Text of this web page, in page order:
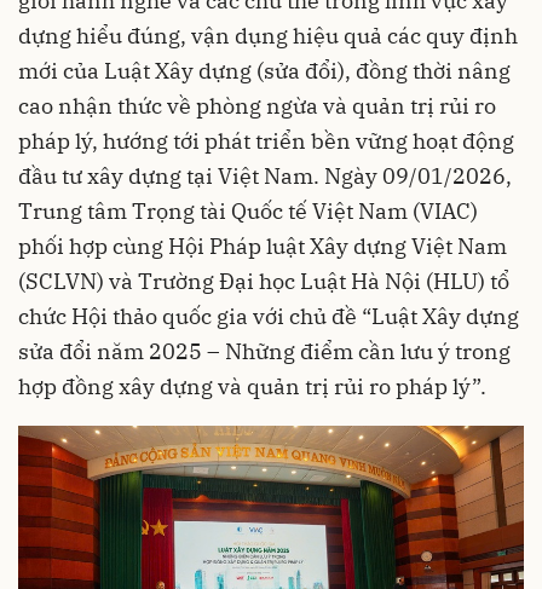
dựng hiểu đúng, vận dụng hiệu quả các quy định
mới của Luật Xây dựng (sửa đổi), đồng thời nâng
cao nhận thức về phòng ngừa và quản trị rủi ro
pháp lý, hướng tới phát triển bền vững hoạt động
đầu tư xây dựng tại Việt Nam. Ngày 09/01/2026,
Trung tâm Trọng tài Quốc tế Việt Nam (VIAC)
phối hợp cùng Hội Pháp luật Xây dựng Việt Nam
(SCLVN) và Trường Đại học Luật Hà Nội (HLU) tổ
chức Hội thảo quốc gia với chủ đề “Luật Xây dựng
sửa đổi năm 2025 – Những điểm cần lưu ý trong
hợp đồng xây dựng và quản trị rủi ro pháp lý”.